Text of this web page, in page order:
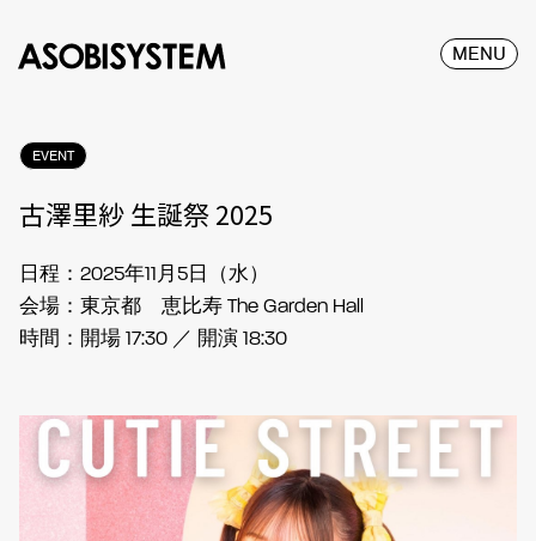
MENU
EVENT
古澤里紗 生誕祭 2025
日程：2025年11月5日（水）
会場：東京都 恵比寿 The Garden Hall
時間：開場 17:30 ／ 開演 18:30